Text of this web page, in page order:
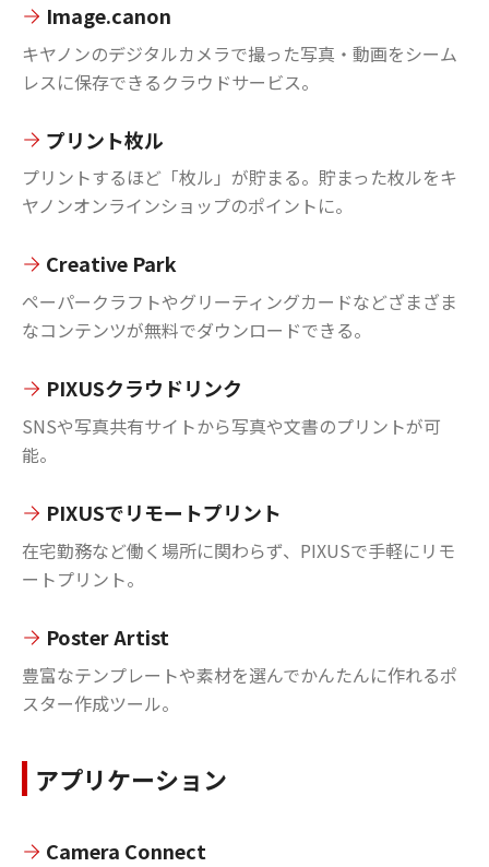
Image.canon
キヤノンのデジタルカメラで撮った写真・動画をシーム
レスに保存できるクラウドサービス。
プリント枚ル
プリントするほど「枚ル」が貯まる。貯まった枚ルをキ
ヤノンオンラインショップのポイントに。
Creative Park
ペーパークラフトやグリーティングカードなどざまざま
なコンテンツが無料でダウンロードできる。
PIXUSクラウドリンク
SNSや写真共有サイトから写真や文書のプリントが可
能。
PIXUSでリモートプリント
在宅勤務など働く場所に関わらず、PIXUSで手軽にリモ
ートプリント。
Poster Artist
豊富なテンプレートや素材を選んでかんたんに作れるポ
スター作成ツール。
アプリケーション
Camera Connect